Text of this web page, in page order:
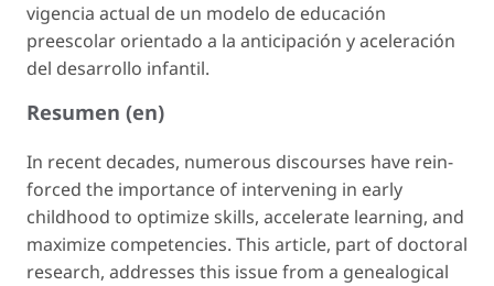
vigencia actual de un modelo de educación
preescolar orientado a la anticipación y aceleración
del desarrollo infantil.
Resumen (en)
In recent decades, numerous discourses have rein-
forced the importance of intervening in early
childhood to optimize skills, accelerate learning, and
maximize competencies. This article, part of doctoral
research, addresses this issue from a genealogical